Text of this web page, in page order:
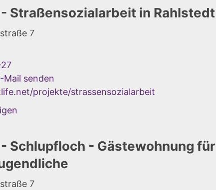
Straßensozialarbeit in Rahlstedt
7
Mail senden
projekte/strassensozialarbeit
Schlupfloch - Gästewohnung für
7